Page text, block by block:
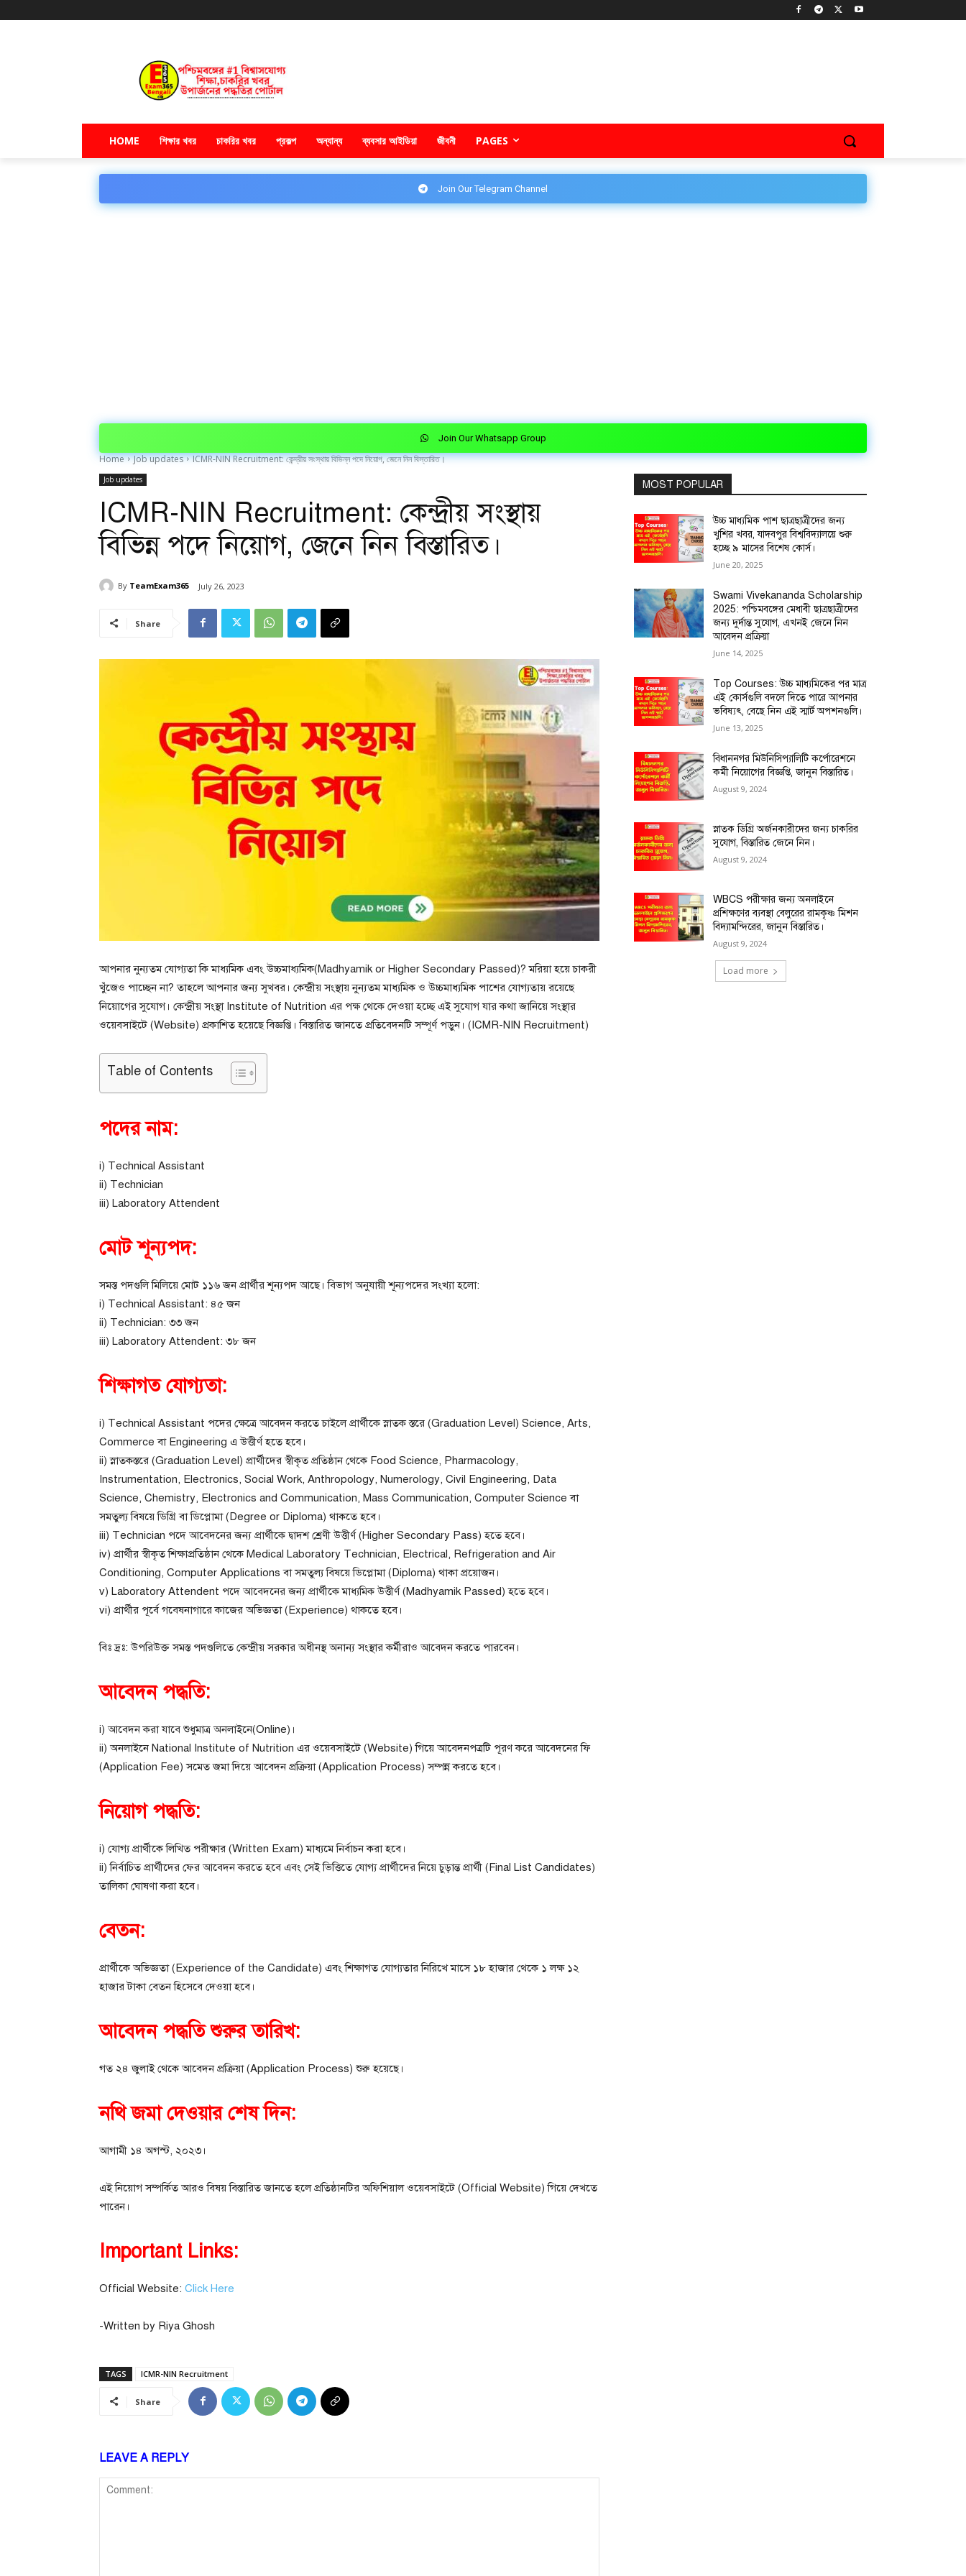
HOME শিক্ষার খবর চাকরির খবর প্রকল্প অন্যান্য ব্যবসার আইডিয়া জীবনী PAGES
Join Our Telegram Channel
Join Our Whatsapp Group
Home Job updates ICMR-NIN Recruitment: কেন্দ্রীয় সংস্থায় বিভিন্ন পদে নিয়োগ, জেনে নিন বিস্তারিত।
Job updates
ICMR-NIN Recruitment: কেন্দ্রীয় সংস্থায়
বিভিন্ন পদে নিয়োগ, জেনে নিন বিস্তারিত।
By TeamExam365 July 26, 2023
Share
আপনার নুন্যতম যোগ্যতা কি মাধ্যমিক এবং উচ্চমাধ্যমিক(Madhyamik or Higher Secondary Passed)? মরিয়া হয়ে চাকরী
খুঁজেও পাচ্ছেন না? তাহলে আপনার জন্য সুখবর। কেন্দ্রীয় সংস্থায় নুন্যতম মাধ্যমিক ও উচ্চমাধ্যমিক পাশের যোগ্যতায় রয়েছে
নিয়োগের সুযোগ। কেন্দ্রীয় সংস্থা Institute of Nutrition এর পক্ষ থেকে দেওয়া হচ্ছে এই সুযোগ যার কথা জানিয়ে সংস্থার
ওয়েবসাইটে (Website) প্রকাশিত হয়েছে বিজ্ঞপ্তি। বিস্তারিত জানতে প্রতিবেদনটি সম্পূর্ণ পড়ুন। (ICMR-NIN Recruitment)
Table of Contents
পদের নাম:
i) Technical Assistant
ii) Technician
iii) Laboratory Attendent
মোট শূন্যপদ:
সমস্ত পদগুলি মিলিয়ে মোট ১১৬ জন প্রার্থীর শূন্যপদ আছে। বিভাগ অনুযায়ী শূন্যপদের সংখ্যা হলো:
i) Technical Assistant: ৪৫ জন
ii) Technician: ৩৩ জন
iii) Laboratory Attendent: ৩৮ জন
শিক্ষাগত যোগ্যতা:
i) Technical Assistant পদের ক্ষেত্রে আবেদন করতে চাইলে প্রার্থীকে স্নাতক স্তরে (Graduation Level) Science, Arts,
Commerce বা Engineering এ উত্তীর্ণ হতে হবে।
ii) স্নাতকস্তরে (Graduation Level) প্রার্থীদের স্বীকৃত প্রতিষ্ঠান থেকে Food Science, Pharmacology,
Instrumentation, Electronics, Social Work, Anthropology, Numerology, Civil Engineering, Data
Science, Chemistry, Electronics and Communication, Mass Communication, Computer Science বা
সমতুল্য বিষয়ে ডিগ্রি বা ডিপ্লোমা (Degree or Diploma) থাকতে হবে।
iii) Technician পদে আবেদনের জন্য প্রার্থীকে দ্বাদশ শ্রেণী উত্তীর্ণ (Higher Secondary Pass) হতে হবে।
iv) প্রার্থীর স্বীকৃত শিক্ষাপ্রতিষ্ঠান থেকে Medical Laboratory Technician, Electrical, Refrigeration and Air
Conditioning, Computer Applications বা সমতুল্য বিষয়ে ডিপ্লোমা (Diploma) থাকা প্রয়োজন।
v) Laboratory Attendent পদে আবেদনের জন্য প্রার্থীকে মাধ্যমিক উত্তীর্ণ (Madhyamik Passed) হতে হবে।
vi) প্রার্থীর পূর্বে গবেষনাগারে কাজের অভিজ্ঞতা (Experience) থাকতে হবে।
বিঃ দ্রঃ: উপরিউক্ত সমস্ত পদগুলিতে কেন্দ্রীয় সরকার অধীনস্থ অনান্য সংস্থার কর্মীরাও আবেদন করতে পারবেন।
আবেদন পদ্ধতি:
i) আবেদন করা যাবে শুধুমাত্র অনলাইনে(Online)।
ii) অনলাইনে National Institute of Nutrition এর ওয়েবসাইটে (Website) গিয়ে আবেদনপত্রটি পূরণ করে আবেদনের ফি
(Application Fee) সমেত জমা দিয়ে আবেদন প্রক্রিয়া (Application Process) সম্পন্ন করতে হবে।
নিয়োগ পদ্ধতি:
i) যোগ্য প্রার্থীকে লিখিত পরীক্ষার (Written Exam) মাধ্যমে নির্বাচন করা হবে।
ii) নির্বাচিত প্রার্থীদের ফের আবেদন করতে হবে এবং সেই ভিত্তিতে যোগ্য প্রার্থীদের নিয়ে চুড়ান্ত প্রার্থী (Final List Candidates)
তালিকা ঘোষণা করা হবে।
বেতন:
প্রার্থীকে অভিজ্ঞতা (Experience of the Candidate) এবং শিক্ষাগত যোগ্যতার নিরিখে মাসে ১৮ হাজার থেকে ১ লক্ষ ১২
হাজার টাকা বেতন হিসেবে দেওয়া হবে।
আবেদন পদ্ধতি শুরুর তারিখ:
গত ২৪ জুলাই থেকে আবেদন প্রক্রিয়া (Application Process) শুরু হয়েছে।
নথি জমা দেওয়ার শেষ দিন:
আগামী ১৪ অগস্ট, ২০২৩।
এই নিয়োগ সম্পর্কিত আরও বিষয় বিস্তারিত জানতে হলে প্রতিষ্ঠানটির অফিশিয়াল ওয়েবসাইটে (Official Website) গিয়ে দেখতে
পারেন।
Important Links:
Official Website: Click Here
-Written by Riya Ghosh
TAGS ICMR-NIN Recruitment
Share
LEAVE A REPLY
MOST POPULAR
উচ্চ মাধ্যমিক পাশ ছাত্রছাত্রীদের জন্য
খুশির খবর, যাদবপুর বিশ্ববিদ্যালয়ে শুরু
হচ্ছে ৯ মাসের বিশেষ কোর্স।
June 20, 2025
Swami Vivekananda Scholarship
2025: পশ্চিমবঙ্গের মেধাবী ছাত্রছাত্রীদের
জন্য দুর্দান্ত সুযোগ, এখনই জেনে নিন
আবেদন প্রক্রিয়া
June 14, 2025
Top Courses: উচ্চ মাধ্যমিকের পর মাত্র
এই কোর্সগুলি বদলে দিতে পারে আপনার
ভবিষ্যৎ, বেছে নিন এই স্মার্ট অপশনগুলি।
June 13, 2025
বিধাননগর মিউনিসিপ্যালিটি কর্পোরেশনে
কর্মী নিয়োগের বিজ্ঞপ্তি, জানুন বিস্তারিত।
August 9, 2024
স্নাতক ডিগ্রি অর্জনকারীদের জন্য চাকরির
সুযোগ, বিস্তারিত জেনে নিন।
August 9, 2024
WBCS পরীক্ষার জন্য অনলাইনে
প্রশিক্ষণের ব্যবস্থা বেলুরের রামকৃষ্ণ মিশন
বিদ্যামন্দিরের, জানুন বিস্তারিত।
August 9, 2024
Load more